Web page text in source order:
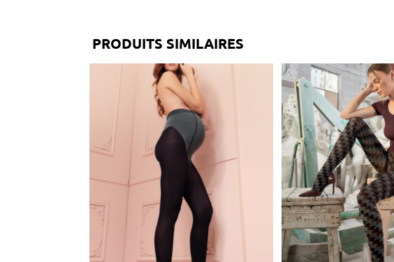
PRODUITS SIMILAIRES